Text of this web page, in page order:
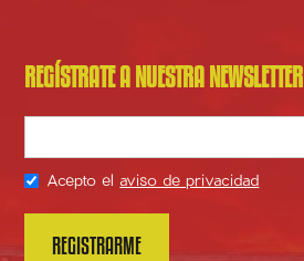
REGÍSTRATE A NUESTRA NEWSLETTER
Acepto el aviso de privacidad